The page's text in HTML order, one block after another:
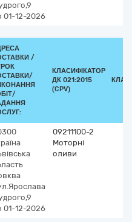
01-12-2026
/
КЛАСИФІКАТОР
ДК 021:2015
(CPV)
01-12-2026
09211100-2
Моторні
оливи